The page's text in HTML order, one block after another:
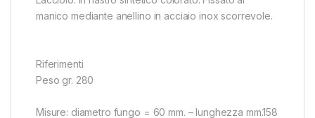
manico mediante anellino in acciaio inox scorrevole.
Riferimenti
Peso gr. 280
Misure: diametro fungo = 60 mm. – lunghezza mm.158